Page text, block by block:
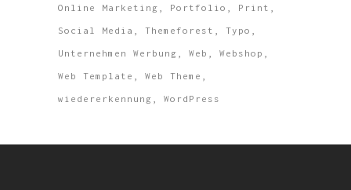
Online Marketing Portfolio Print
Social Media Themeforest Typo
Unternehmen Werbung Web Webshop
Web Template Web Theme
wiedererkennung WordPress